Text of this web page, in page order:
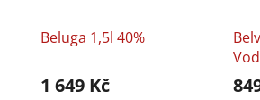
Beluga 1,5l 40%
1 649 Kč